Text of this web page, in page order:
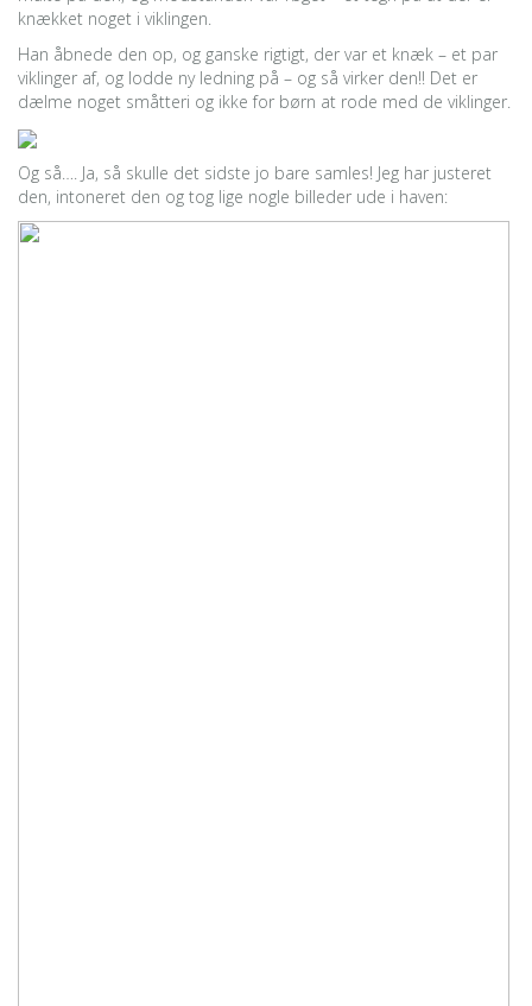
knækket noget i viklingen.
Han åbnede den op, og ganske rigtigt, der var et knæk – et par
viklinger af, og lodde ny ledning på – og så virker den!! Det er
dælme noget småtteri og ikke for børn at rode med de viklinger.
Og så…. Ja, så skulle det sidste jo bare samles! Jeg har justeret
den, intoneret den og tog lige nogle billeder ude i haven: